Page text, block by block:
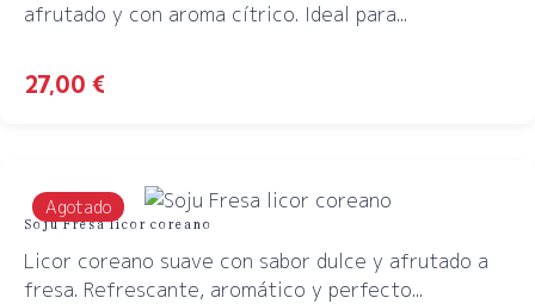
afrutado y con aroma cítrico. Ideal para...
27,00 €
Agotado
Soju Fresa licor coreano
Licor coreano suave con sabor dulce y afrutado a
fresa. Refrescante, aromático y perfecto...